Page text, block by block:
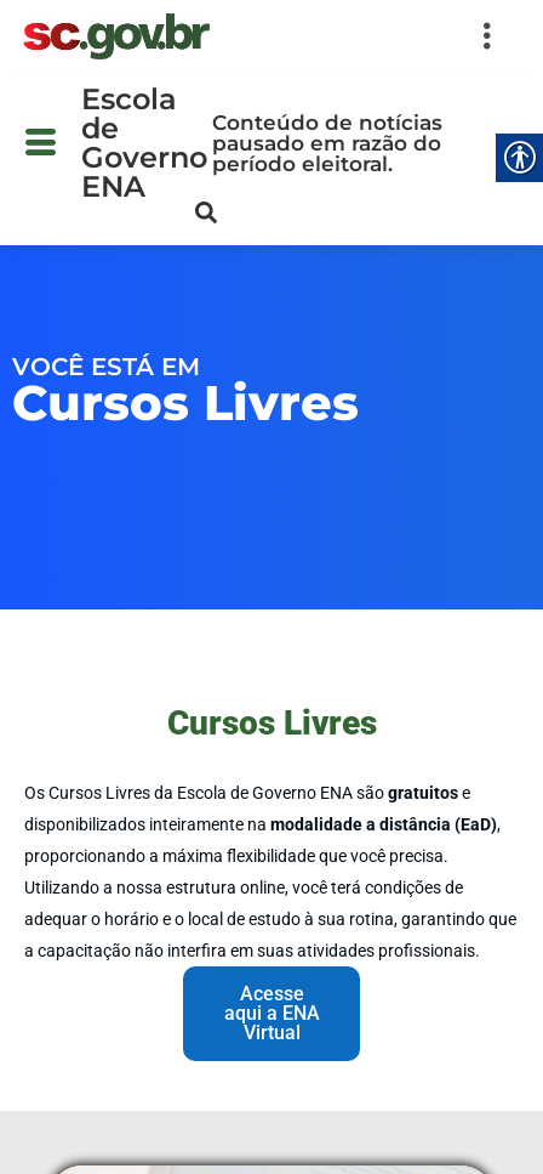
Escola
de
Governo
ENA
Conteúdo de notícias
pausado em razão do
período eleitoral.
VOCÊ ESTÁ EM
Cursos Livres
Cursos Livres
Os Cursos Livres da Escola de Governo ENA sãogratuitose
disponibilizados inteiramente na modalidade a distância (EaD),
proporcionando a máxima flexibilidade que você precisa.
Utilizando a nossa estrutura online, você terá condições de
adequar o horário e o local de estudo à sua rotina, garantindo que
a capacitação não interfira em suas atividades profissionais.
Acesse
aqui a ENA
Virtual